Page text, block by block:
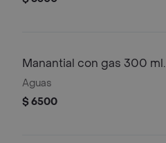
Manantial con gas 300 ml.
Aguas
$ 6500